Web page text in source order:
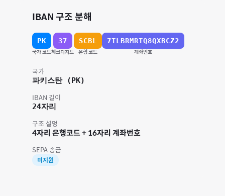
IBAN 구조 분해
PK
국가 코드
37
체크디지트
SCBL
은행 코드
7TLBRMRTQ8QXBCZ2
계좌번호
국가
파키스탄(PK)
IBAN 길이
24자리
구조 설명
4자리 은행코드 + 16자리 계좌번호
SEPA 송금
미지원